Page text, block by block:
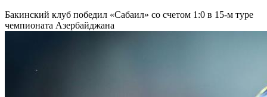
Бакинский клуб победил «Сабаил» со счетом 1:0 в 15-м туре
чемпионата Азербайджана